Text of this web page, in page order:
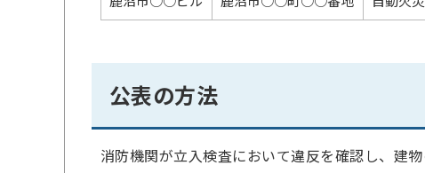
公表の方法
消防機関が立入検査において違反を確認し、建